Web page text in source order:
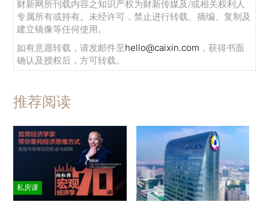
财新网所刊载内容之知识产权为财新传媒及/或相关权利人
专属所有或持有。未经许可，禁止进行转载、摘编、复制及
建立镜像等任何使用。
如有意愿转载，请发邮件至hello@caixin.com ，获得书面
确认及授权后，方可转载。
推荐阅读
私房课